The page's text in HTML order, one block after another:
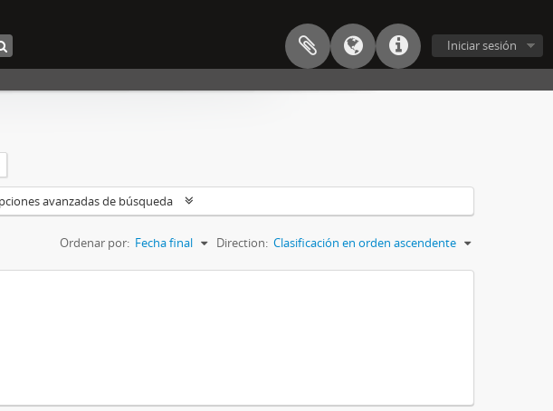
Iniciar sesión
avanzadas de búsqueda
Ordenar por: Fecha final Direction: Clasificación en orden ascendente